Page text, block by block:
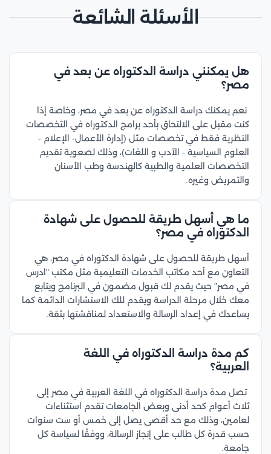
الأسئلة الشائعة
هل يمكنني دراسة الدكتوراه عن بعد في
مصر؟
نعم يمكنك دراسة الدكتوراه عن بعد في مصر، وخاصة إذا
كنت مقبل على الالتحاق بأحد برامج الدكتوراه في التخصصات
النظرية فقط في تخصصات مثل (إدارة الأعمال- الإعلام -
العلوم السياسية - الآدب و اللغات)، وذلك لصعوبة تقديم
التخصصات العلمية والطبية كالهندسة وطب الأسنان
والتمريض وغيره.
ما هي أسهل طريقة للحصول على شهادة
الدكتوراه في مصر؟
أسهل طريقة للحصول على شهادة الدكتوراه في مصر، هي
التعاون مع أحد مكاتب الخدمات التعليمية مثل مكتب "ادرس
في مصر" حيث يقدم لك قبول مضمون في البرنامج ويتابع
معك خلال مرحلة الدراسة ويقدم للك الاستشارات الدائمة كما
يساعدك في إعداد الرسالة والاستعداد لمناقشتها بثقة.
كم مدة دراسة الدكتوراه في اللغة
العربية؟
تصل مدة دراسة الدكتوراه في اللغة العربية في مصر إلى
ثلاث أعوام كحد أدنى وبعض الجامعات تقدم استثناءات
لعامين، وذلك مع حد أقصى يصل إلى خمس أو ست سنوات
حسب قدرة كل طالب على إنجاز الرسالة، ووفقًا لسياسة كل
جامعة.